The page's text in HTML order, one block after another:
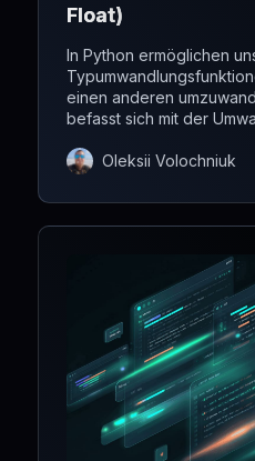
Float)
In Python ermöglichen
einen anderen
befasst sich mit der
Oleksii Volochniuk